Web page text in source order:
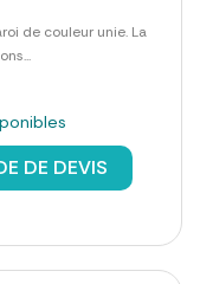
de couleur unie. La
DE DEVIS